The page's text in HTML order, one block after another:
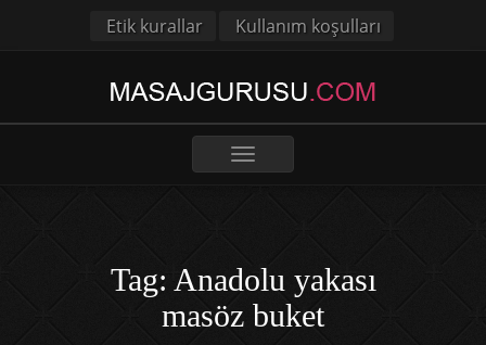
Etik kurallar Kullanım koşulları
Toggle
Tag: Anadolu yakası
masöz buket